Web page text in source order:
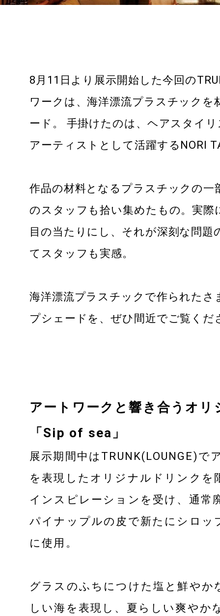
会場レンタル
お問い合わせ
ABOUT US
ABOUT US
PROLOGUE
CONCEPT
TOKYO DESIGN
THE HISTORY OF ONDEN
SHIBUYA
OUR PARTNER
DONATION
AWARDS
TOPICS
WEDDING
CONTACT
RECRUIT
HOTEL DEVELOPMENT
8月11日より展示開始した今回の
ワークは、海洋漂流プラスチック
ード 。 手掛けたのは、 ヘアスタイ
アーティストとして活躍するNORI
作品の材料となるプラスチックの一
のスタッフも拾い集めたもの。実際
目の当たりにし、それが深刻な問
てスタッフも実感。
海洋漂流プラスチックで作られたさ
プシェードを、ぜひ間近でご覧くだ
アートワークと響き合うオリ
「Sip of sea」
展示期間中はTRUNK(LOUNGE)で
を表現したオリジナルドリンクを
インスピレーションを受け、通常
パイナップルの皮で新たにシロッ
に使用。
グラスのふちにつけた塩と鮮やか
しい海を表現し、夏らしい爽やか